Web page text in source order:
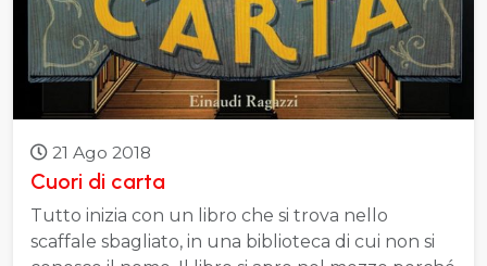
21 Ago 2018
Cuori di carta
Tutto inizia con un libro che si trova nello
scaffale sbagliato, in una biblioteca di cui non si